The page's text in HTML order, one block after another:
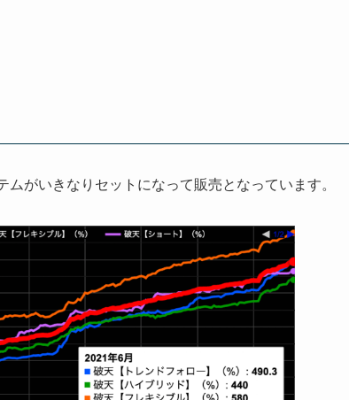
がいきなりセットになって販売となっています。